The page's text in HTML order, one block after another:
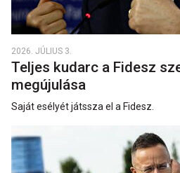
2026. JÚLIUS 3.
Teljes kudarc a Fidesz
megújulása
Saját esélyét játssza el a Fidesz.